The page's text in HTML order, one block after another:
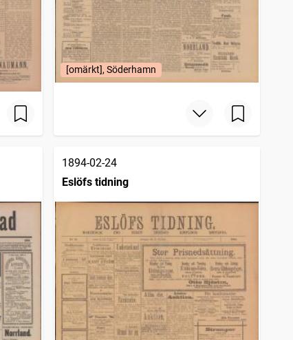
[omärkt], Söderhamn
1894-02-24
Eslöfs tidning